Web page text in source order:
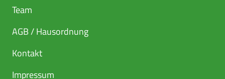
Team
AGB / Hausordnung
Kontakt
Impressum